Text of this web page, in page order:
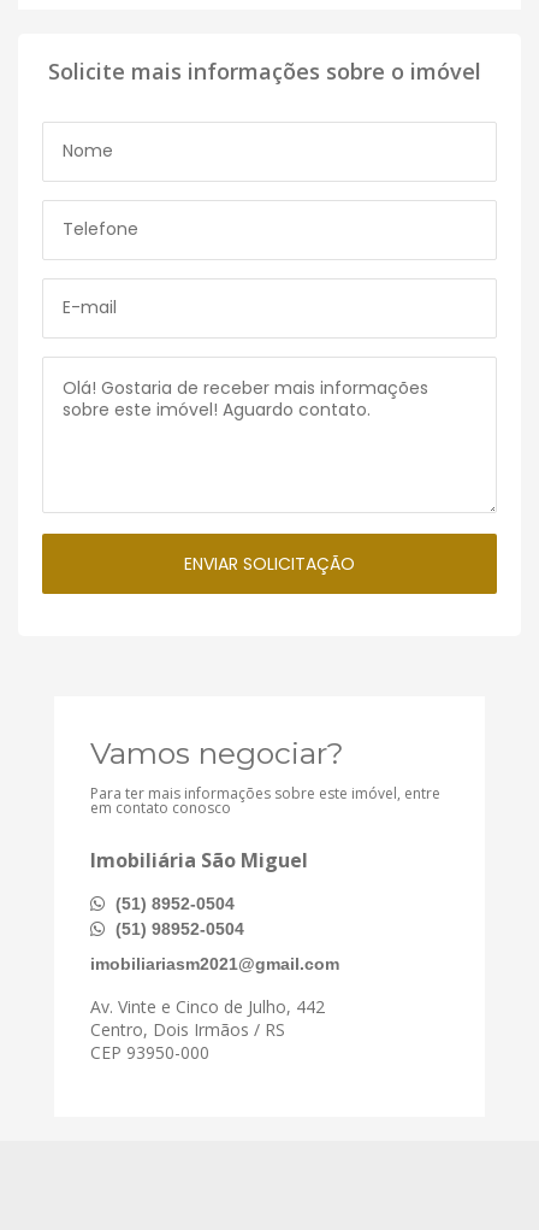
Solicite mais informações sobre o imóvel
Vamos negociar?
Para ter mais informações sobre este imóvel, entre
em contato conosco
Imobiliária São Miguel
(51) 8952-0504
(51) 98952-0504
imobiliariasm2021@gmail.com
Av. Vinte e Cinco de Julho, 442
Centro, Dois Irmãos / RS
CEP 93950-000